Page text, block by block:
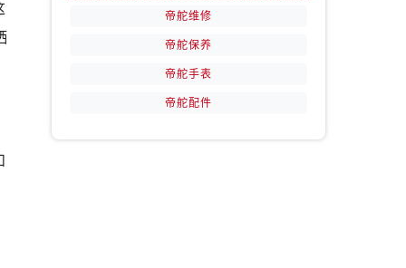
帝舵维修
帝舵保养
帝舵手表
帝舵配件